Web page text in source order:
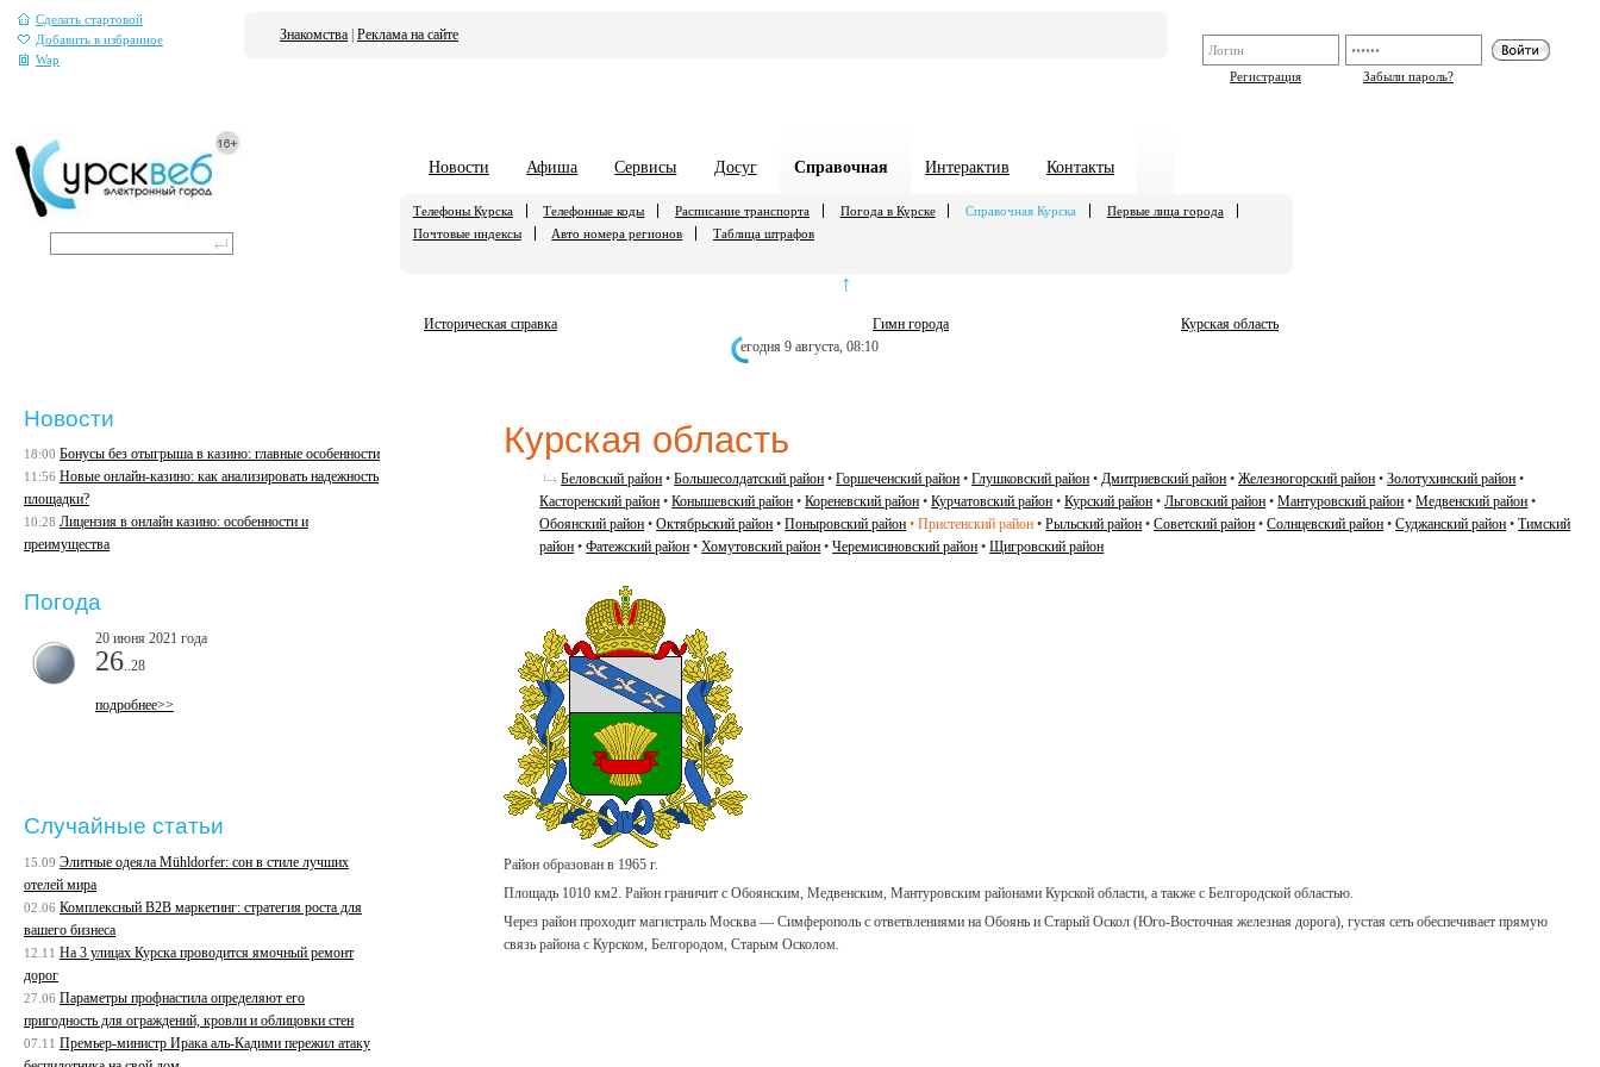
Сделать стартовой
Добавить в избранное
Wap
Регистрация
Забыли пароль?
Знакомства Реклама на сайте
Новости Афиша Сервисы Досуг Справочная Интерактив Контакты
Телефоны Курска Телефонные коды Расписание транспорта Погода в Курске Справочная Курска
Первые лица города
Почтовые индексы
Авто номера регионов Таблица штрафов
↑
Историческая справка Гимн города
Курская область
егодня 9 августа, 08:10
Курская область
Беловский район •Большесолдатский район •Горшеченский район •Глушковский район •Дмитриевский район •Железногорский район •Золотухинский район •
Касторенский район •Конышевский район •Кореневский район •Курчатовский район •Курский район •Льговский район •Мантуровский район •Медвенский район •
Обоянский район •Октябрьский район •Поныровский район • Пристенский район •Рыльский район •Советский район •Солнцевский район •Суджанский район •Тимский
район •Фатежский район •Хомутовский район •Черемисиновский район •Щигровский район
Район образован в 1965 г.
Площадь 1010 км2. Район граничит с Обоянским, Медвенским, Мантуровским районами Курской области, а также с Белгородской областью.
Через район проходит магистраль Москва — Симферополь с ответвлениями на Обоянь и Старый Оскол (Юго-Восточная железная дорога), густая сеть обеспечивает прямую
связь района с Курском, Белгородом, Старым Осколом.
Новости
18:00 Бонусы без отыгрыша в казино: главные особенности
11:56 Новые онлайн-казино: как анализировать надежность
площадки?
10:28 Лицензия в онлайн казино: особенности и
преимущества
Погода
20 июня 2021 года
26 ..28
подробнее>>
Случайные статьи
15.09 Элитные одеяла Mühldorfer: сон в стиле лучших
отелей мира
02.06 Комплексный B2B маркетинг: стратегия роста для
вашего бизнеса
12.11 На 3 улицах Курска проводится ямочный ремонт
дорог
27.06 Параметры профнастила определяют его
пригодность для ограждений, кровли и облицовки стен
07.11 Премьер-министр Ирака аль-Кадими пережил атаку